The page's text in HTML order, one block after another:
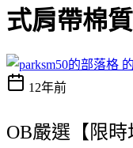
式肩帶棉
12年前
OB嚴選【限